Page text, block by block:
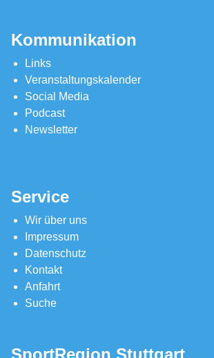
Kommunikation
Links
Veranstaltungskalender
Social Media
Podcast
Newsletter
Service
Wir über uns
Impressum
Datenschutz
Kontakt
Anfahrt
Suche
SportRegion Stuttgart